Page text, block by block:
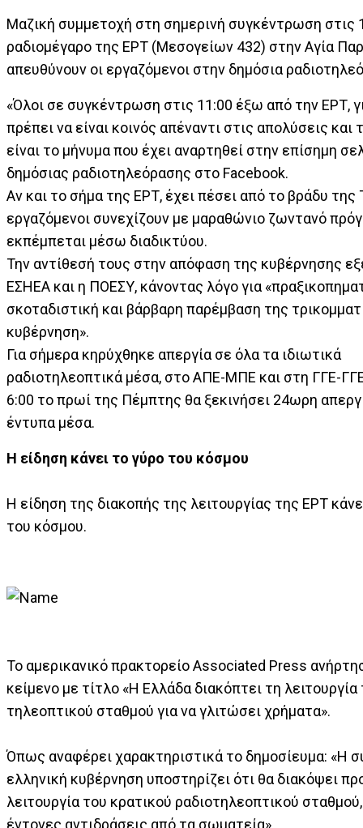
Μαζική συμμετοχή στη σημερινή συγκέντρωση στις
ραδιομέγαρο της ΕΡΤ (Μεσογείων 432) στην Αγία
απευθύνουν οι εργαζόμενοι στην δημόσια
«Όλοι σε συγκέντρωση στις 11:00 έξω από την ΕΡΤ,
πρέπει να είναι κοινός απέναντι στις απολύσεις και
είναι το μήνυμα που έχει αναρτηθεί στην επίσημη
δημόσιας ραδιοτηλεόρασης στο Facebook.
Αν και το σήμα της ΕΡΤ, έχει πέσει από το βράδυ της
εργαζόμενοι συνεχίζουν με μαραθώνιο ζωντανό
εκπέμπεται μέσω διαδικτύου.
Την αντίθεσή τους στην απόφαση της κυβέρνησης
ΕΣΗΕΑ και η ΠΟΕΣΥ, κάνοντας λόγο για
σκοταδιστική και βάρβαρη παρέμβαση της
κυβέρνηση».
Για σήμερα κηρύχθηκε απεργία σε όλα τα ιδιωτικά
ραδιοτηλεοπτικά μέσα, στο ΑΠΕ-ΜΠΕ και στη ΓΓΕ-
6:00 το πρωί της Πέμπτης θα ξεκινήσει 24ωρη
έντυπα μέσα.
Η είδηση κάνει το γύρο του κόσμου
Η είδηση της διακοπής της λειτουργίας της ΕΡΤ
του κόσμου.
Το αμερικανικό πρακτορείο Associated Press
κείμενο με τίτλο «Η Ελλάδα διακόπτει τη
τηλεοπτικού σταθμού για να γλιτώσει χρήματα».
Όπως αναφέρει χαρακτηριστικά το δημοσίευμα: «Η
ελληνική κυβέρνηση υποστηρίζει ότι θα διακόψει
λειτουργία του κρατικού ραδιοτηλεοπτικού
έντονες αντιδράσεις από τα σωματεία».